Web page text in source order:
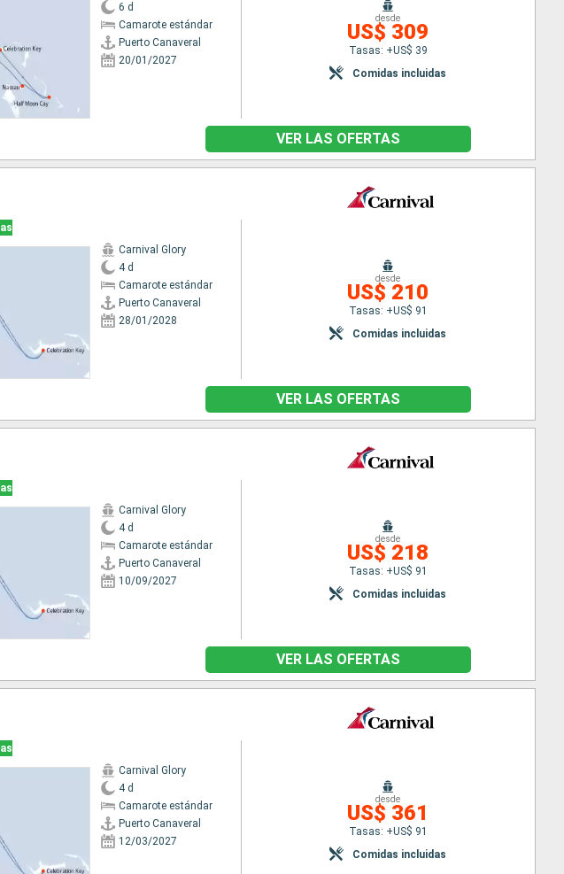
6 d
Camarote estándar
Puerto Canaveral
20/01/2027
desde
US$ 309
Tasas: +US$ 39
Comidas incluidas
VER LAS OFERTAS
Carnival Glory
4 d
Camarote estándar
Puerto Canaveral
28/01/2028
desde
US$ 210
Tasas: +US$ 91
Comidas incluidas
VER LAS OFERTAS
Carnival Glory
4 d
Camarote estándar
Puerto Canaveral
10/09/2027
desde
US$ 218
Tasas: +US$ 91
Comidas incluidas
VER LAS OFERTAS
Carnival Glory
4 d
Camarote estándar
Puerto Canaveral
12/03/2027
desde
US$ 361
Tasas: +US$ 91
Comidas incluidas